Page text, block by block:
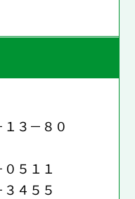
１３－８０
５１１
４５５